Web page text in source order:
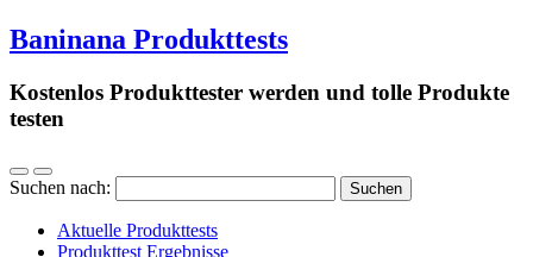
Baninana Produkttests
Kostenlos Produkttester werden und tolle Produkte
testen
Suchen nach:
Aktuelle Produkttests
Produkttest Ergebnisse